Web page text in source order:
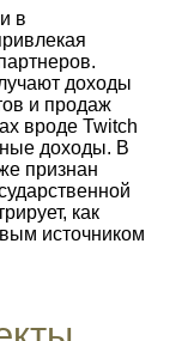
в
доходы
и продаж
вроде Twitch
доходы. В
признан
как
источником